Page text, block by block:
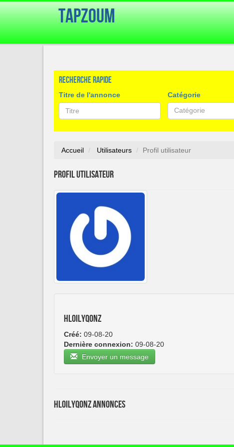
TapZoum
Recherche rapide
Titre de l'annonce
Catégorie
Catégorie
Accueil Utilisateurs Profil utilisateur
Profil utilisateur
hloilyqonz
Créé: 09-08-20
Dernière connexion: 09-08-20
Envoyer un message
hloilyqonz Annonces